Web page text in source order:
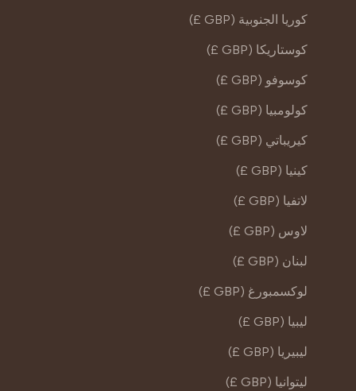
كوريا الجنوبية (GBP £)
كوستاريكا (GBP £)
كوسوفو (GBP £)
كولومبيا (GBP £)
كيريباتي (GBP £)
كينيا (GBP £)
لاتفيا (GBP £)
لاوس (GBP £)
لبنان (GBP £)
لوكسمبورغ (GBP £)
ليبيا (GBP £)
ليبيريا (GBP £)
ليتوانيا (GBP £)